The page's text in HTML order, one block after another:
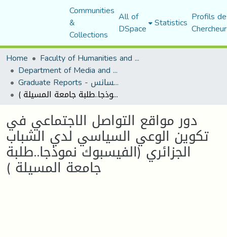
Communities
&
Collections
All of
DSpace Statistics Profils
Home
Faculty of Humanities and Social Sciences
Department of Media and Communication Studies
Graduate Reports - تقارير الليسانس
دور مواقع التواصل الاجتماعي في تكوين الوعي السياسي لدي الشباب الجزائري (الفيسبوك نموذجا..طلبة جامعة المسيلة )
دور مواقع التواصل الاجتماعي في
تكوين الوعي السياسي لدي الشباب
الجزائري (الفيسبوك نموذجا..طلبة
جامعة المسيلة )